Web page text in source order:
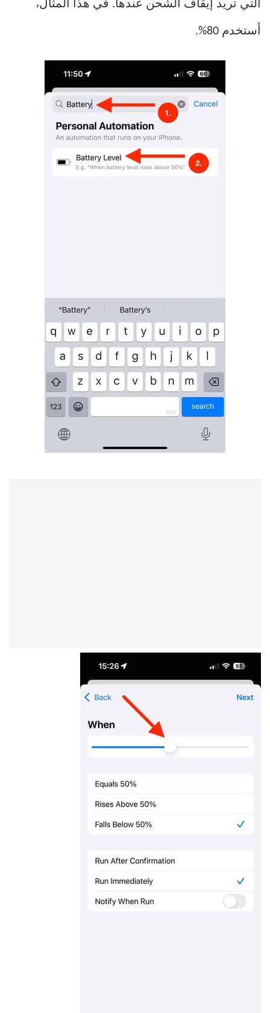
التي تريد إيقاف الشحن عندها. في هذا المثال،
أستخدم 80%.